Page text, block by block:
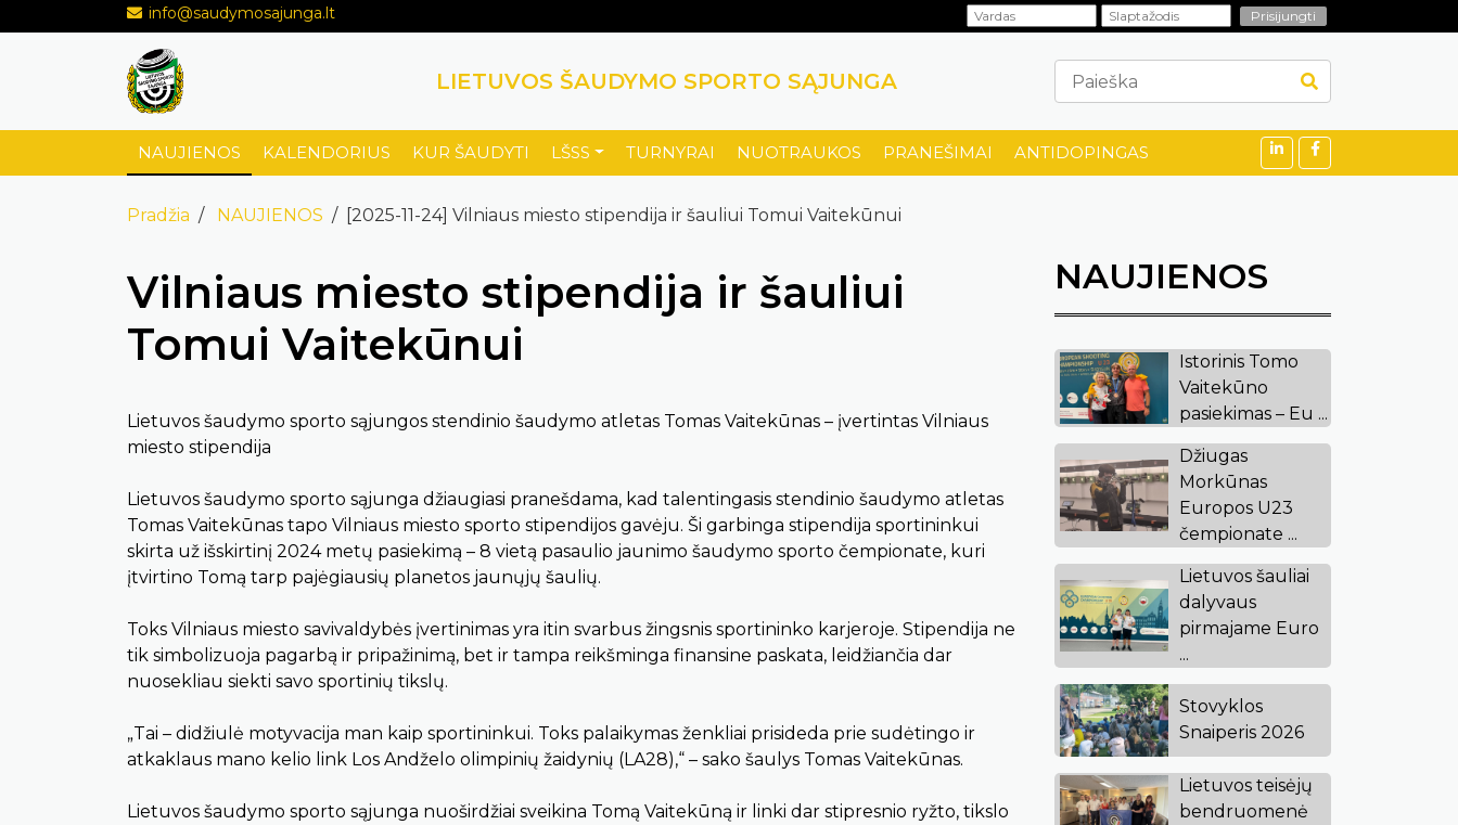
info@saudymosajunga.lt
LIETUVOS ŠAUDYMO SPORTO SĄJUNGA
NAUJIENOS KALENDORIUS KUR ŠAUDYTI LŠSS TURNYRAI NUOTRAUKOS PRANEŠIMAI ANTIDOPINGAS
Pradžia NAUJIENOS [2025-11-24] Vilniaus miesto stipendija ir šauliui Tomui Vaitekūnui
Vilniaus miesto stipendija ir šauliui
Tomui Vaitekūnui
Lietuvos šaudymo sporto sąjungos stendinio šaudymo atletas Tomas Vaitekūnas – įvertintas Vilniaus
miesto stipendija
Lietuvos šaudymo sporto sąjunga džiaugiasi pranešdama, kad talentingasis stendinio šaudymo atletas
Tomas Vaitekūnas tapo Vilniaus miesto sporto stipendijos gavėju. Ši garbinga stipendija sportininkui
skirta už išskirtinį 2024 metų pasiekimą – 8 vietą pasaulio jaunimo šaudymo sporto čempionate, kuri
įtvirtino Tomą tarp pajėgiausių planetos jaunųjų šaulių.
Toks Vilniaus miesto savivaldybės įvertinimas yra itin svarbus žingsnis sportininko karjeroje. Stipendija ne
tik simbolizuoja pagarbą ir pripažinimą, bet ir tampa reikšminga finansine paskata, leidžiančia dar
nuosekliau siekti savo sportinių tikslų.
„Tai – didžiulė motyvacija man kaip sportininkui. Toks palaikymas ženkliai prisideda prie sudėtingo ir
atkaklaus mano kelio link Los Andželo olimpinių žaidynių (LA28),“ – sako šaulys Tomas Vaitekūnas.
Lietuvos šaudymo sporto sąjunga nuoširdžiai sveikina Tomą Vaitekūną ir linki dar stipresnio ryžto, tikslo
NAUJIENOS
Istorinis Tomo
Vaitekūno
pasiekimas – Eu ...
Džiugas
Morkūnas
Europos U23
čempionate ...
Lietuvos šauliai
dalyvaus
pirmajame Euro
...
Stovyklos
Snaiperis 2026
Lietuvos teisėjų
bendruomenė